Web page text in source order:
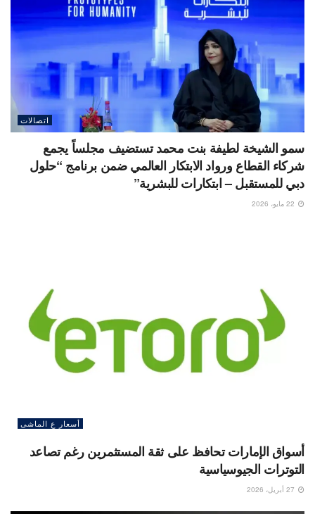
اتصالات
سمو الشيخة لطيفة بنت محمد تستضيف مجلساً يجمع
شركاء القطاع ورواد الابتكار العالمي ضمن برنامج “حلول
دبي للمستقبل – ابتكارات للبشرية”
أسعار ع الماشى
أسواق الإمارات تحافظ على ثقة المستثمرين رغم تصاعد
التوترات الجيوسياسية